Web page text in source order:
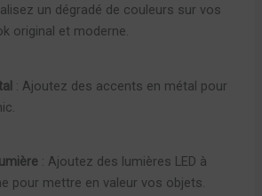
un dégradé de couleurs sur vos
original et moderne.
: Ajoutez des accents en métal pour
: Ajoutez des lumières LED à
pour mettre en valeur vos objets.